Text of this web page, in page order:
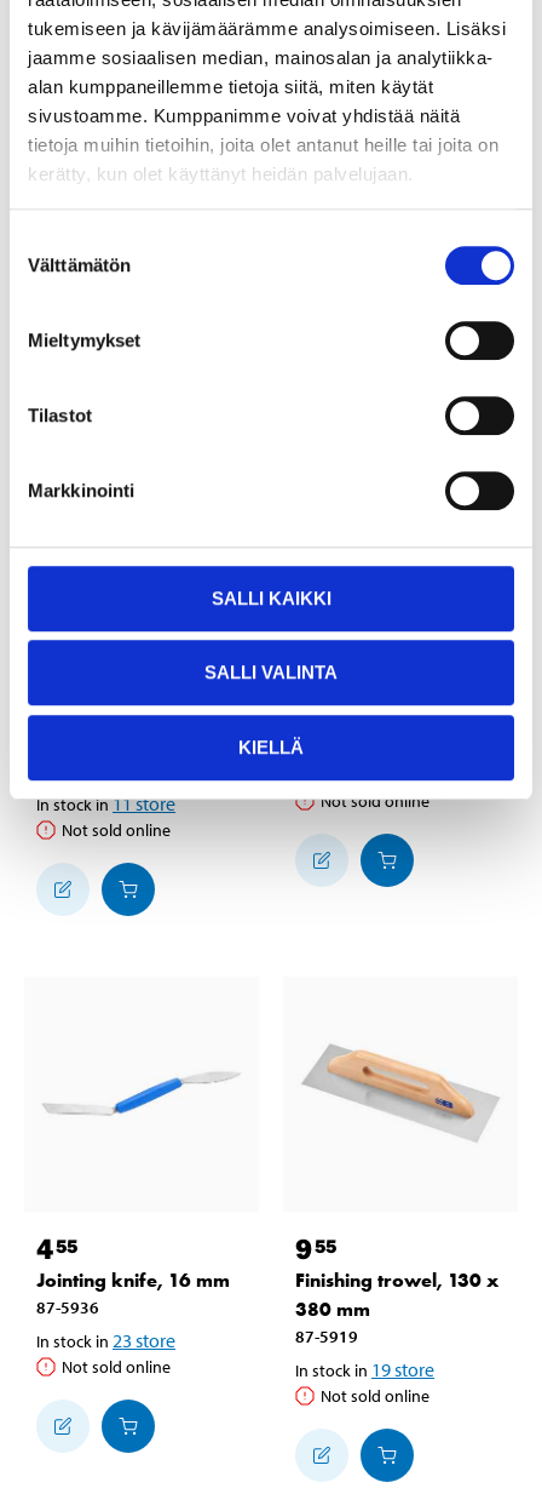
tukemiseen ja kävijämäärämme analysoimiseen. Lisäksi
jaamme sosiaalisen median, mainosalan ja analytiikka-
alan kumppaneillemme tietoja siitä, miten käytät
sivustoamme. Kumppanimme voivat yhdistää näitä
tietoja muihin tietoihin, joita olet antanut heille tai joita on
kerätty, kun olet käyttänyt heidän palvelujaan.
valinta
Välttämätön
Mieltymykset
Tilastot
Markkinointi
SALLI KAIKKI
SALLI VALINTA
KIELLÄ
465
Pointing trowel, 12 x
150 mm
Not sold online
695
Finishing Trowel,
notched, 8 mm
Finishing trowel, 130 x
In stock in11store
Not sold online
1195
Trowel
87-5911
Not sold online
455
Jointing knife, 16 mm
87-5936
In stock in 23 store
Not sold online
955
Finishing trowel, 130 x
380 mm
87-5919
In stock in 19store
Not sold online